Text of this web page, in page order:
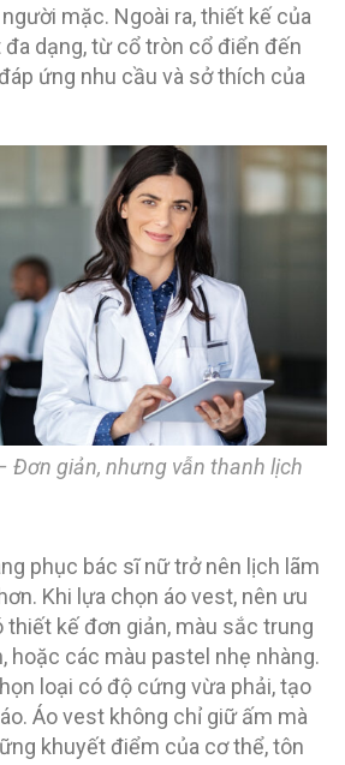
mặc. Ngoài ra, thiết kế của
dạng, từ cổ tròn cổ điển đến
ứng nhu cầu và sở thích của
Đơn giản, nhưng vẫn thanh lịch
phục bác sĩ nữ trở nên lịch lãm
Khi lựa chọn áo vest, nên ưu
kế đơn giản, màu sắc trung
hoặc các màu pastel nhẹ nhàng.
loại có độ cứng vừa phải, tạo
Áo vest không chỉ giữ ấm mà
khuyết điểm của cơ thể, tôn